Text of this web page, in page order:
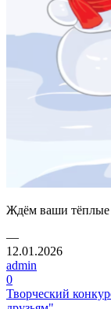
Ждём ваши тёплые
—
12.01.2026
admin
0
Творческий